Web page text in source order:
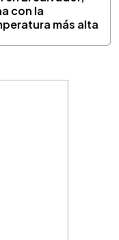
con la
más alta